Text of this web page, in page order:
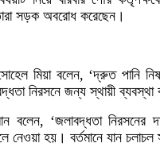
সড়ক অবরোধ করেছেন।
মিয়া বলেন, ‘দ্রুত পানি
নিরসনে জন্য স্থায়ী ব্যবস্থা
বলেন, ‘জলাবদ্ধতা নিরসনের
হয়। বর্তমানে যান চলাচল